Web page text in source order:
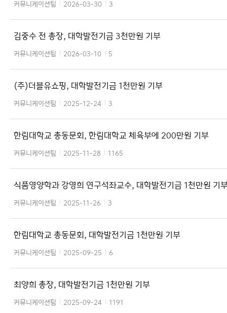
커뮤니케이션팀 2026-03-30 3
김중수 전 총장, 대학발전기금 3천만원 기부
커뮤니케이션팀 2026-03-10 5
(주)더블유쇼핑, 대학발전기금 1천만원 기부
커뮤니케이션팀 2025-12-24 3
한림대학교 총동문회, 한림대학교 체육부에 200만원 기부
커뮤니케이션팀 2025-11-28 1165
식품영양학과 강영희 연구석좌교수, 대학발전기금 1천만원 기
커뮤니케이션팀 2025-11-26 3
한림대학교 총동문회, 대학발전기금 1천만원 기부
커뮤니케이션팀 2025-09-25 6
최양희 총장, 대학발전기금 1천만원 기부
커뮤니케이션팀 2025-09-24 1191